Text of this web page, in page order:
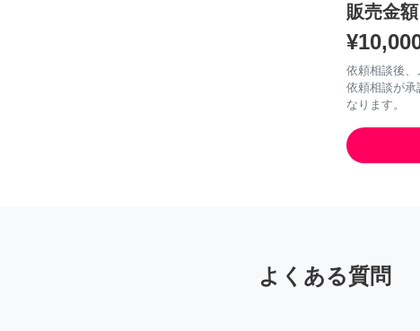
販売金額
依頼相談後、
依頼相談が
なります。
よくある質問